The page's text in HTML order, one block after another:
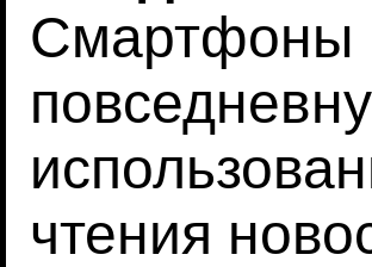
Смартфоны
чтения